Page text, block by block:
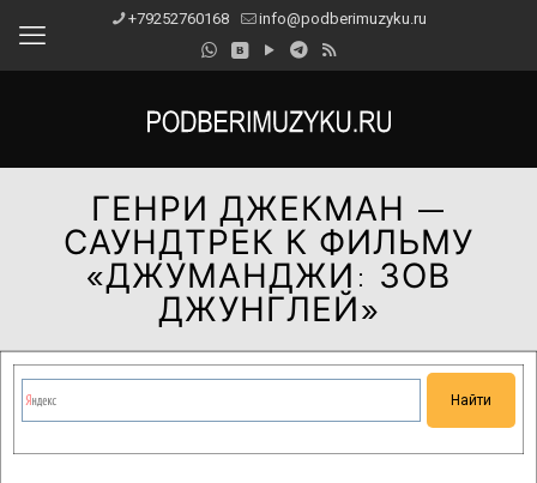
+79252760168 info@podberimuzyku.ru
ГЕНРИ ДЖЕКМАН —
САУНДТРЕК К ФИЛЬМУ
«ДЖУМАНДЖИ: ЗОВ
ДЖУНГЛЕЙ»